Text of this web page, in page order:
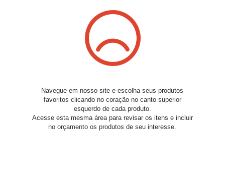
Navegue em nosso site e escolha seus produtos
favoritos clicando no coração no canto superior
esquerdo de cada produto.
Acesse esta mesma área para revisar os itens e incluir
no orçamento os produtos de seu interesse.